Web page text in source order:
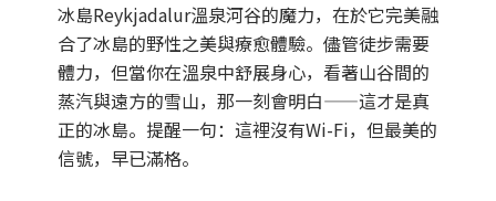
冰島Reykjadalur溫泉河谷的魔力，在於它完美融
合了冰島的野性之美與療愈體驗。儘管徒步需要
體力，但當你在溫泉中舒展身心，看著山谷間的
蒸汽與遠方的雪山，那一刻會明白——這才是真
正的冰島。提醒一句：這裡沒有Wi-Fi，但最美的
信號，早已滿格。